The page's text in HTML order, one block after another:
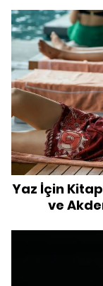
Yaz İçin
ve